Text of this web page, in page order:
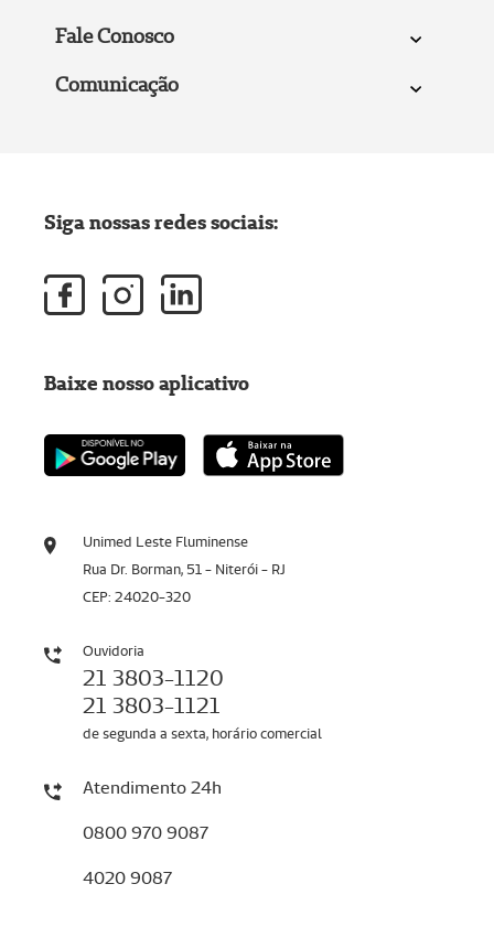
Fale Conosco
Comunicação
Unimed Leste Fluminense
Rua Dr. Borman, 51 - Niterói - RJ
CEP: 24020-320
Ouvidoria
21 3803-1120
21 3803-1121
de segunda a sexta, horário comercial
Atendimento 24h
0800 970 9087
4020 9087
Siga nossas redes sociais:
Baixe nosso aplicativo